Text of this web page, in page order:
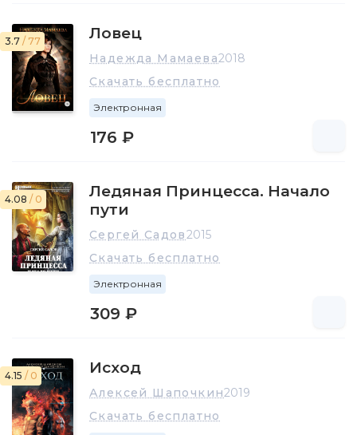
3.7 / 77 Ловец
Надежда Мамаева2018
Скачать бесплатно
Электронная
176 ₽
4.08 / 0
Ледяная Принцесса. Начало
пути
Сергей Садов2015
Скачать бесплатно
Электронная
309 ₽
4.15 / 0 Исход
Алексей Шапочкин2019
Скачать бесплатно